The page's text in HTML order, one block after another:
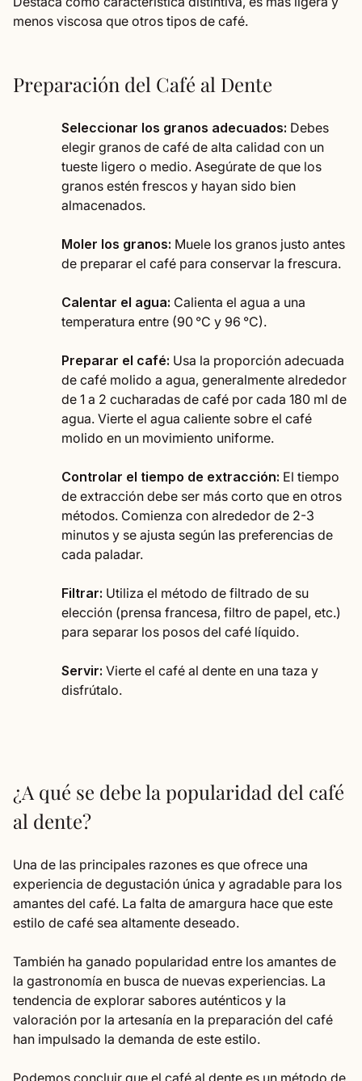
menos viscosa que otros tipos de café.
Preparación del Café al Dente
Seleccionar los granos adecuados: Debes
elegir granos de café de alta calidad con un
tueste ligero o medio. Asegúrate de que los
granos estén frescos y hayan sido bien
almacenados.
Moler los granos: Muele los granos justo antes
de preparar el café para conservar la frescura.
Calentar el agua: Calienta el agua a una
temperatura entre (90 °C y 96 °C).
Preparar el café: Usa la proporción adecuada
de café molido a agua, generalmente alrededor
de 1 a 2 cucharadas de café por cada 180 ml de
agua. Vierte el agua caliente sobre el café
molido en un movimiento uniforme.
Controlar el tiempo de extracción: El tiempo
de extracción debe ser más corto que en otros
métodos. Comienza con alrededor de 2-3
minutos y se ajusta según las preferencias de
cada paladar.
Filtrar: Utiliza el método de filtrado de su
elección (prensa francesa, filtro de papel, etc.)
para separar los posos del café líquido.
Servir: Vierte el café al dente en una taza y
disfrútalo.
¿A qué se debe la popularidad del café
al dente?
Una de las principales razones es que ofrece una
experiencia de degustación única y agradable para los
amantes del café. La falta de amargura hace que este
estilo de café sea altamente deseado.
También ha ganado popularidad entre los amantes de
la gastronomía en busca de nuevas experiencias. La
tendencia de explorar sabores auténticos y la
valoración por la artesanía en la preparación del café
han impulsado la demanda de este estilo.